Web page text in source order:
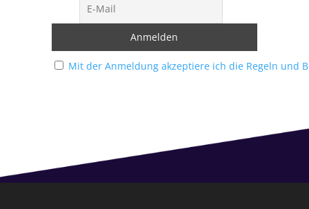
Mit der Anmeldung akzeptiere ich die Regeln und